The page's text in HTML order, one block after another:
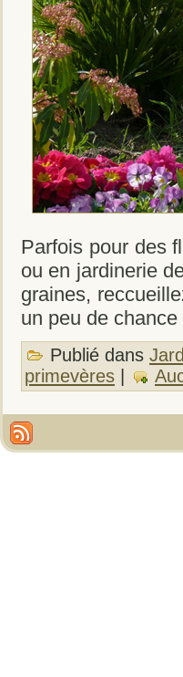
Parfois pour des
ou en jardinerie
graines,
un peu de
Publié dans
primevères